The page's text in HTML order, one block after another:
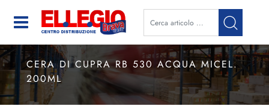
Open
CERA DI CUPRA RB 530 ACQUA MICEL.
200ML